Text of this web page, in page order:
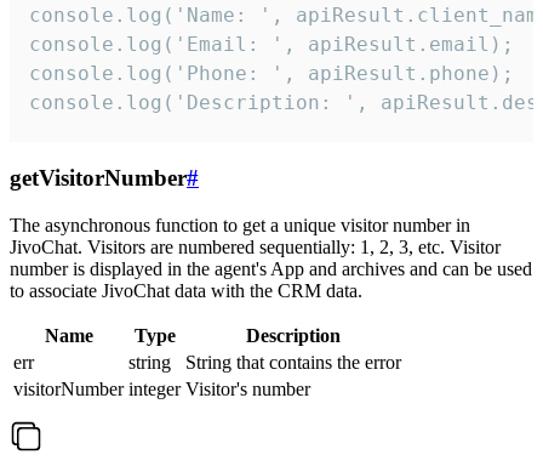
console.log('Name: ',
console.log('Email: ', apiResult.email);
console.log('Phone: ', apiResult.phone);
console.log('Description: ',
getVisitorNumber#
The asynchronous function to get a unique visitor number in
JivoChat. Visitors are numbered sequentially: 1, 2, 3, etc. Visitor
number is displayed in the agent's App and archives and can be used
to associate JivoChat data with the CRM data.
Name Type
Description
err
string
String that contains the error
visitorNumber integer Visitor's number